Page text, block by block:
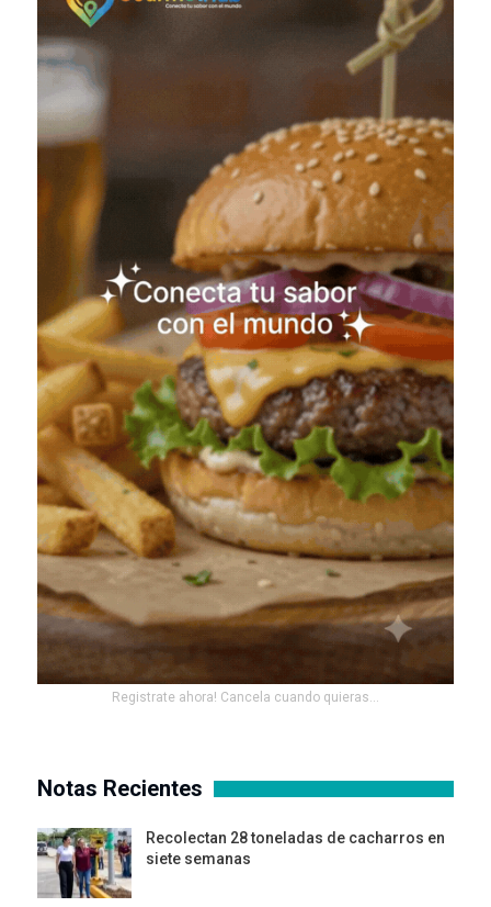
Registrate ahora! Cancela cuando quieras...
Notas Recientes
Recolectan 28 toneladas de cacharros en
siete semanas